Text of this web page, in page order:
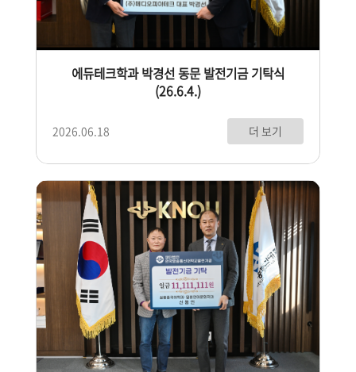
에듀테크학과 박경선 동문 발전기금 기탁식
(26.6.4.)
2026.06.18 더 보기